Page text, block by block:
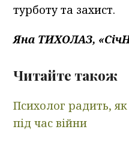
турботу та захист.
Яна ТИХОЛАЗ,
Читайте також
Психолог радить,
під час війни